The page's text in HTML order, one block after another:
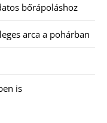
bőrápoláshoz
arca a pohárban
is